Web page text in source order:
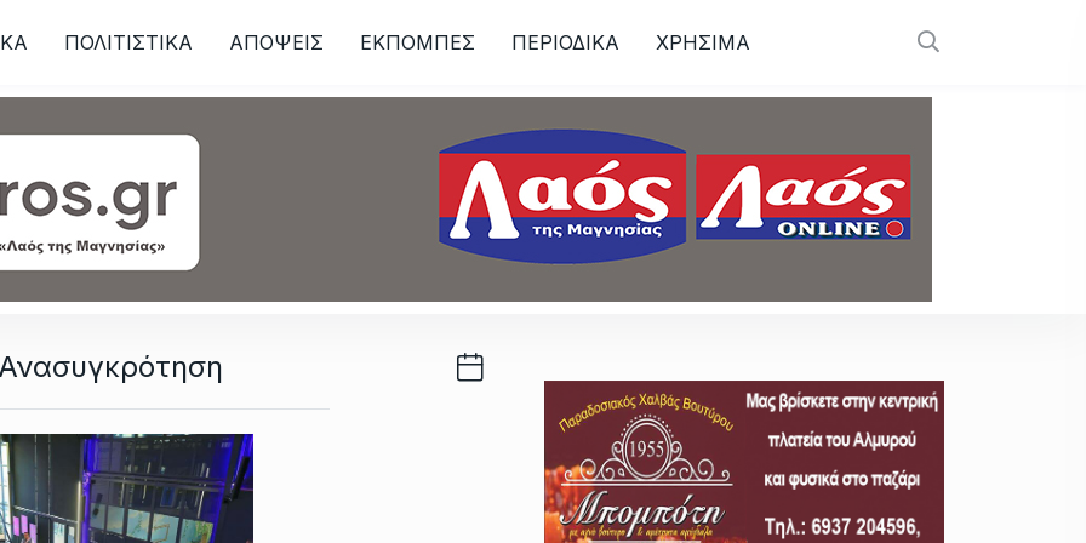
ΠΟΛΙΤΙΣΤΙΚΑ ΑΠΟΨΕΙΣ ΕΚΠΟΜΠΕΣ ΠΕΡΙΟΔΙΚΑ ΧΡΗΣΙΜΑ